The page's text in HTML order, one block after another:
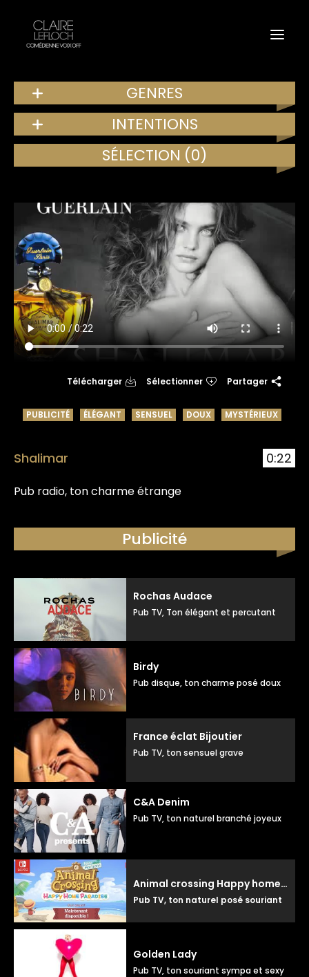
GENRES
INTENTIONS
SÉLECTION (0)
Shalimar 0:22
Pub radio, ton charme étrange
Télécharger Sélectionner Partager
PUBLICITÉ ÉLÉGANT SENSUEL DOUX MYSTÉRIEUX
Publicité
Rochas Audace
Pub TV, Ton élégant et percutant
Birdy
Pub disque, ton charme posé doux
France éclat Bijoutier
Pub TV, ton sensuel grave
C&A Denim
Pub TV, ton naturel branché joyeux
Animal crossing Happy home paradise
Pub TV, ton naturel posé souriant
Golden Lady
Pub TV, ton souriant sympa et sexy